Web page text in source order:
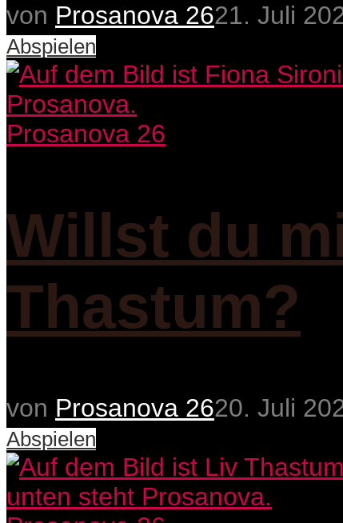
von Prosanova 2621. Juli
Abspielen
Prosanova 26
Willst du
Thastum?
von Prosanova 2620. Juli
Abspielen